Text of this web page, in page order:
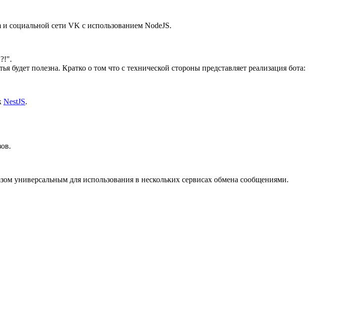
социальной сети VK с использованием NodeJS.
полезна. Кратко о том что с технической стороны представляет реализация бота:
NestJS.
универсальным для использования в нескольких сервисах обмена сообщениями.